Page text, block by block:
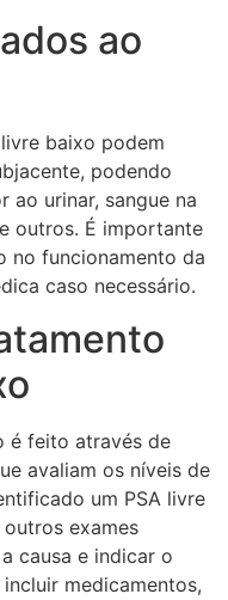
ao
baixo podem
podendo
ao urinar, sangue na
outros. É importante
no funcionamento da
caso necessário.
é feito através de
avaliam os níveis de
um PSA livre
exames
causa e indicar o
medicamentos,